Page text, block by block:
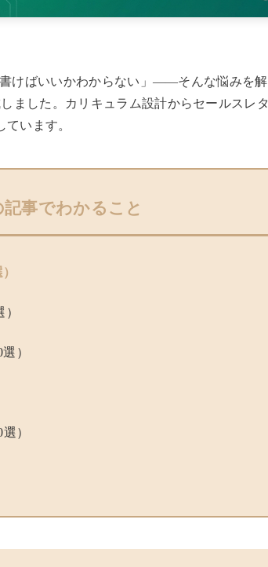
けばいいかわからない」——そんな悩みを解
ました。カリキュラム設計からセールスレ
ています。
記事でわかること
）
）